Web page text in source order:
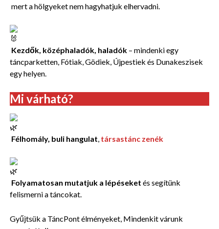
mert a hölgyeket nem hagyhatjuk elhervadni.
Kezdők, középhaladók, haladók – mindenki egy
táncparketten, Fótiak, Gödiek, Újpestiek és Dunakeszisek
egy helyen.
Mi várható?
Félhomály, buli hangulat, társastánc zenék
Folyamatosan mutatjuk a lépéseket és segítünk
felismerni a táncokat.
Gyűjtsük a TáncPont élményeket, Mindenkit várunk